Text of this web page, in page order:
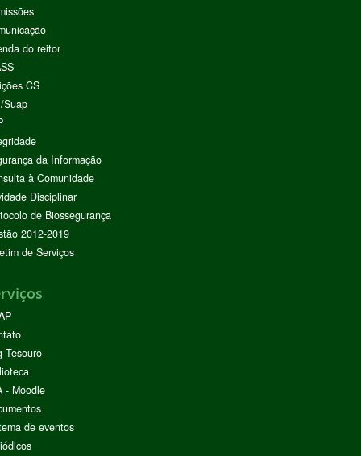
do reitor
CS
Suap
da Informação
à Comunidade
Disciplinar
de Biossegurança
2012-2019
de Serviços
Tesouro
- Moodle
de eventos